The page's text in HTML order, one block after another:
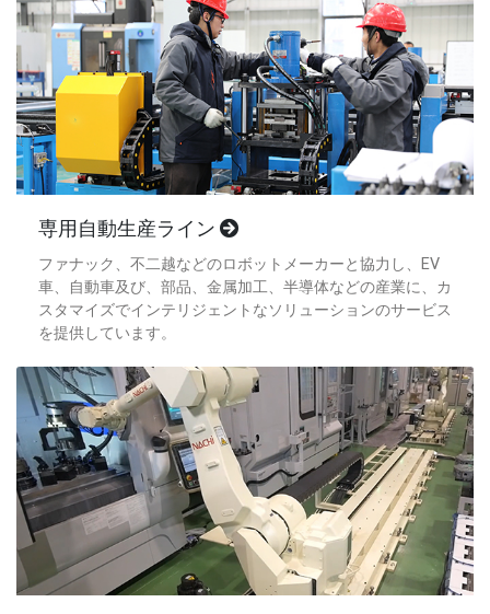
専用自動生産ライン
ファナック、不二越などのロボットメーカーと協力し、EV
車、自動車及び、部品、金属加工、半導体などの産業に、カ
スタマイズでインテリジェントなソリューションのサービス
を提供しています。